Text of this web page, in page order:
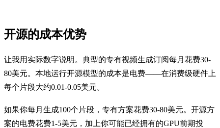
开源的成本优势
让我用实际数字说明。典型的专有视频生成订阅每月花费30-
80美元。本地运行开源模型的成本是电费——在消费级硬件上
每个片段大约0.01-0.05美元。
如果你每月生成100个片段，专有方案花费30-80美元。开源方
案的电费花费1-5美元，加上你可能已经拥有的GPU前期投